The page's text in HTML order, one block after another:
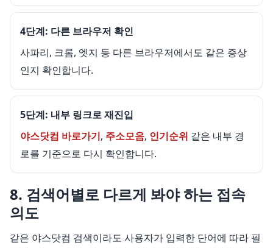
4단계: 다른 브라우저 확인
사파리, 크롬, 엣지 등 다른 브라우저에서도 같은 증상
인지 확인합니다.
5단계: 내부 링크로 재진입
야스닷컴 바로가기, 주소모음, 인기순위 같은 내부 경
로를 기준으로 다시 확인합니다.
8. 검색어별로 다르게 봐야 하는 접속
의도
같은 야스닷컴 검색이라도 사용자가 입력한 단어에 따라 필